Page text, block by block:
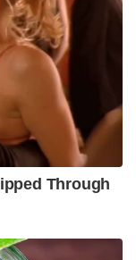
करने के लिए
संयुक्त राज्य
की भागीदारी
को अपने
रूप से विरोध
करके
CCP द्वारा
अमेरिका की
दुरुपयोग,
की
प्रयास।”